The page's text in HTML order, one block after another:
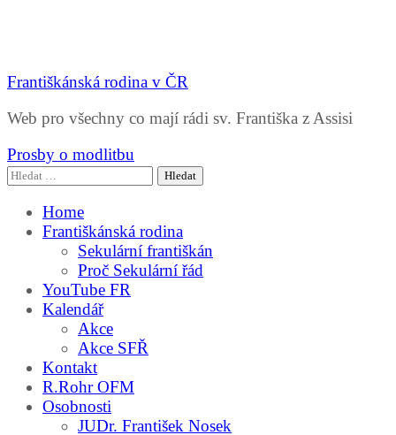
Františkánská rodina v ČR
Web pro všechny co mají rádi sv. Františka z Assisi
Prosby o modlitbu
Vyhledávání
Home
Františkánská rodina
Sekulární františkán
Proč Sekulární řád
YouTube FR
Kalendář
Akce
Akce SFŘ
Kontakt
R.Rohr OFM
Osobnosti
JUDr. František Nosek